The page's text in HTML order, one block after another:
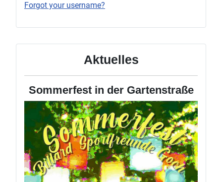
Aktuelles
Sommerfest in der Gartenstraße
Forgot your username?